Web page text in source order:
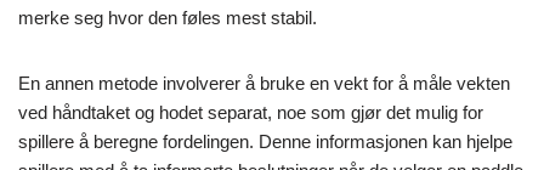
merke seg hvor den føles mest stabil.
En annen metode involverer å bruke en vekt for å måle vekten
ved håndtaket og hodet separat, noe som gjør det mulig for
spillere å beregne fordelingen. Denne informasjonen kan hjelpe